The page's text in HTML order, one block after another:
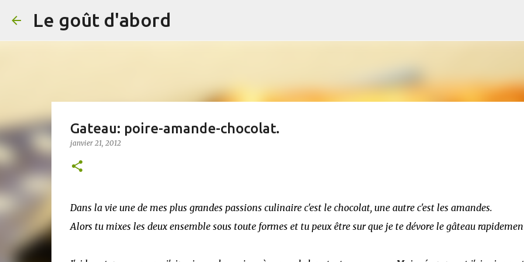
Le goût d'abord
Gateau: poire-amande-chocolat.
janvier 21, 2012
Dans la vie une de mes plus grandes passions culinaire c'est le chocolat, une autre c'est les amandes.
Alors tu mixes les deux ensemble sous toute formes et tu peux être sur que je te dévore le gâteau